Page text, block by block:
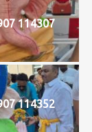
114307
114352